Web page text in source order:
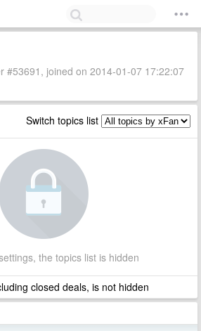
#53691, joined on 2014-01-07 17:22:07
Switch topics list
the topics list is hidden
closed deals, is not hidden